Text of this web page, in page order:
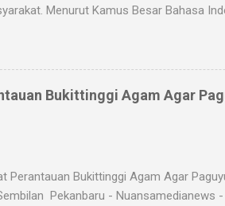
Menurut Kamus Besar Bahasa
supranatural dari paranormal.
orang lain. Banyak medium yang
boneka, dupa, kembang, paku,
para dukun atau 'orang pintar' yang
dukun santet mengirimkan makhluk
Bukittinggi Agam Agar
Perantauan Bukittinggi Agam Agar
Pekanbaru - Nuansamedianews